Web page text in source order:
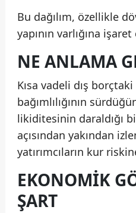
Bu dağılım, özellikle
yapının varlığına
NE ANLAMA
Kısa vadeli dış
bağımlılığının
likiditesinin daraldığı
açısından yakından
yatırımcıların kur
EKONOMIK
ŞART